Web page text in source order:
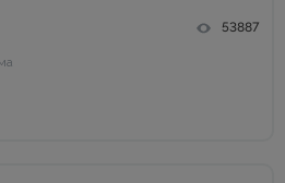
по контекстной
53887